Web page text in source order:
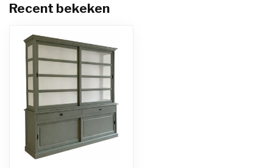
Recent bekeken